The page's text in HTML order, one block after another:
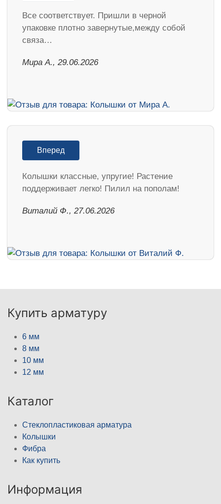
Все соответствует. Пришли в черной
упаковке плотно завернутые,между собой
связа…
Мира А., 29.06.2026
Вперед
Колышки классные, упругие! Растение
поддерживает легко! Пилил на пополам!
Виталий Ф., 27.06.2026
Купить арматуру
6 мм
8 мм
10 мм
12 мм
Каталог
Стеклопластиковая арматура
Колышки
Фибра
Как купить
Информация